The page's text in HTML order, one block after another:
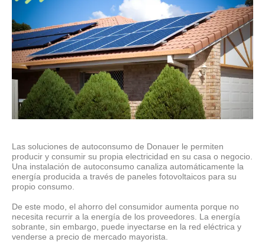
Las soluciones de autoconsumo de Donauer le permiten
producir y consumir su propia electricidad en su casa o negocio.
Una instalación de autoconsumo canaliza automáticamente la
energía producida a través de paneles fotovoltaicos para su
propio consumo.
De este modo, el ahorro del consumidor aumenta porque no
necesita recurrir a la energía de los proveedores. La energía
sobrante, sin embargo, puede inyectarse en la red eléctrica y
venderse a precio de mercado mayorista.